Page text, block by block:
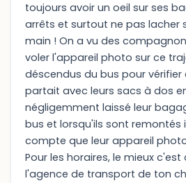
toujours avoir un oeil sur ses
arrêts et surtout ne pas lacher
main ! On a vu des
voler l'appareil photo sur ce
déscendus du bus pour vérifier
partait avec leurs sacs à dos
négligemment laissé leur
bus et lorsqu'ils sont remontés
compte que leur appareil
Pour les horaires, le mieux
l'agence de transport de ton